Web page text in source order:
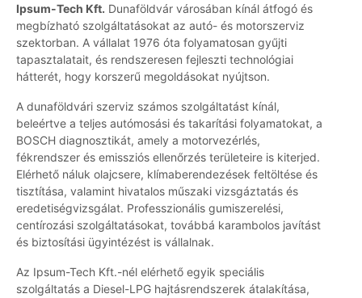
Ipsum-Tech Kft. Dunaföldvár városában kínál átfogó és
megbízható szolgáltatásokat az autó- és motorszerviz
szektorban. A vállalat 1976 óta folyamatosan gyűjti
tapasztalatait, és rendszeresen fejleszti technológiai
hátterét, hogy korszerű megoldásokat nyújtson.
A dunaföldvári szerviz számos szolgáltatást kínál,
beleértve a teljes autómosási és takarítási folyamatokat, a
BOSCH diagnosztikát, amely a motorvezérlés,
fékrendszer és emissziós ellenőrzés területeire is kiterjed.
Elérhető náluk olajcsere, klímaberendezések feltöltése és
tisztítása, valamint hivatalos műszaki vizsgáztatás és
eredetiségvizsgálat. Professzionális gumiszerelési,
centírozási szolgáltatásokat, továbbá karambolos javítást
és biztosítási ügyintézést is vállalnak.
Az Ipsum-Tech Kft.-nél elérhető egyik speciális
szolgáltatás a Diesel-LPG hajtásrendszerek átalakítása,